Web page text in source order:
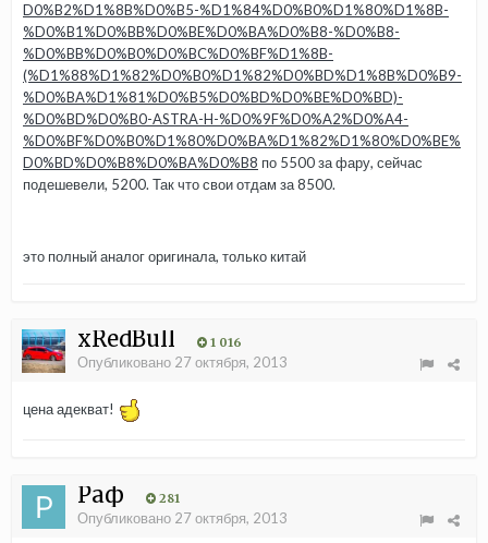
D0%B2%D1%8B%D0%B5-%D1%84%D0%B0%D1%80%D1%8B-
%D0%B1%D0%BB%D0%BE%D0%BA%D0%B8-%D0%B8-
%D0%BB%D0%B0%D0%BC%D0%BF%D1%8B-
(%D1%88%D1%82%D0%B0%D1%82%D0%BD%D1%8B%D0%B9-
%D0%BA%D1%81%D0%B5%D0%BD%D0%BE%D0%BD)-
%D0%BD%D0%B0-ASTRA-H-%D0%9F%D0%A2%D0%A4-
%D0%BF%D0%B0%D1%80%D0%BA%D1%82%D1%80%D0%BE%
D0%BD%D0%B8%D0%BA%D0%B8 по 5500 за фару, сейчас
подешевели, 5200. Так что свои отдам за 8500.
это полный аналог оригинала, только китай
xRedBull 1 016
Опубликовано 27 октября, 2013
цена адекват!
Раф 281
Опубликовано 27 октября, 2013